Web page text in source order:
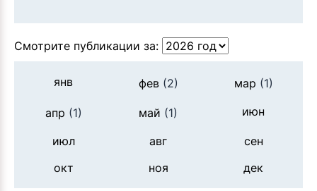
Смотрите публикации за:
янв фев(2) мар (1)
апр (1) май (1) июн
июл авг
сен
окт
ноя дек